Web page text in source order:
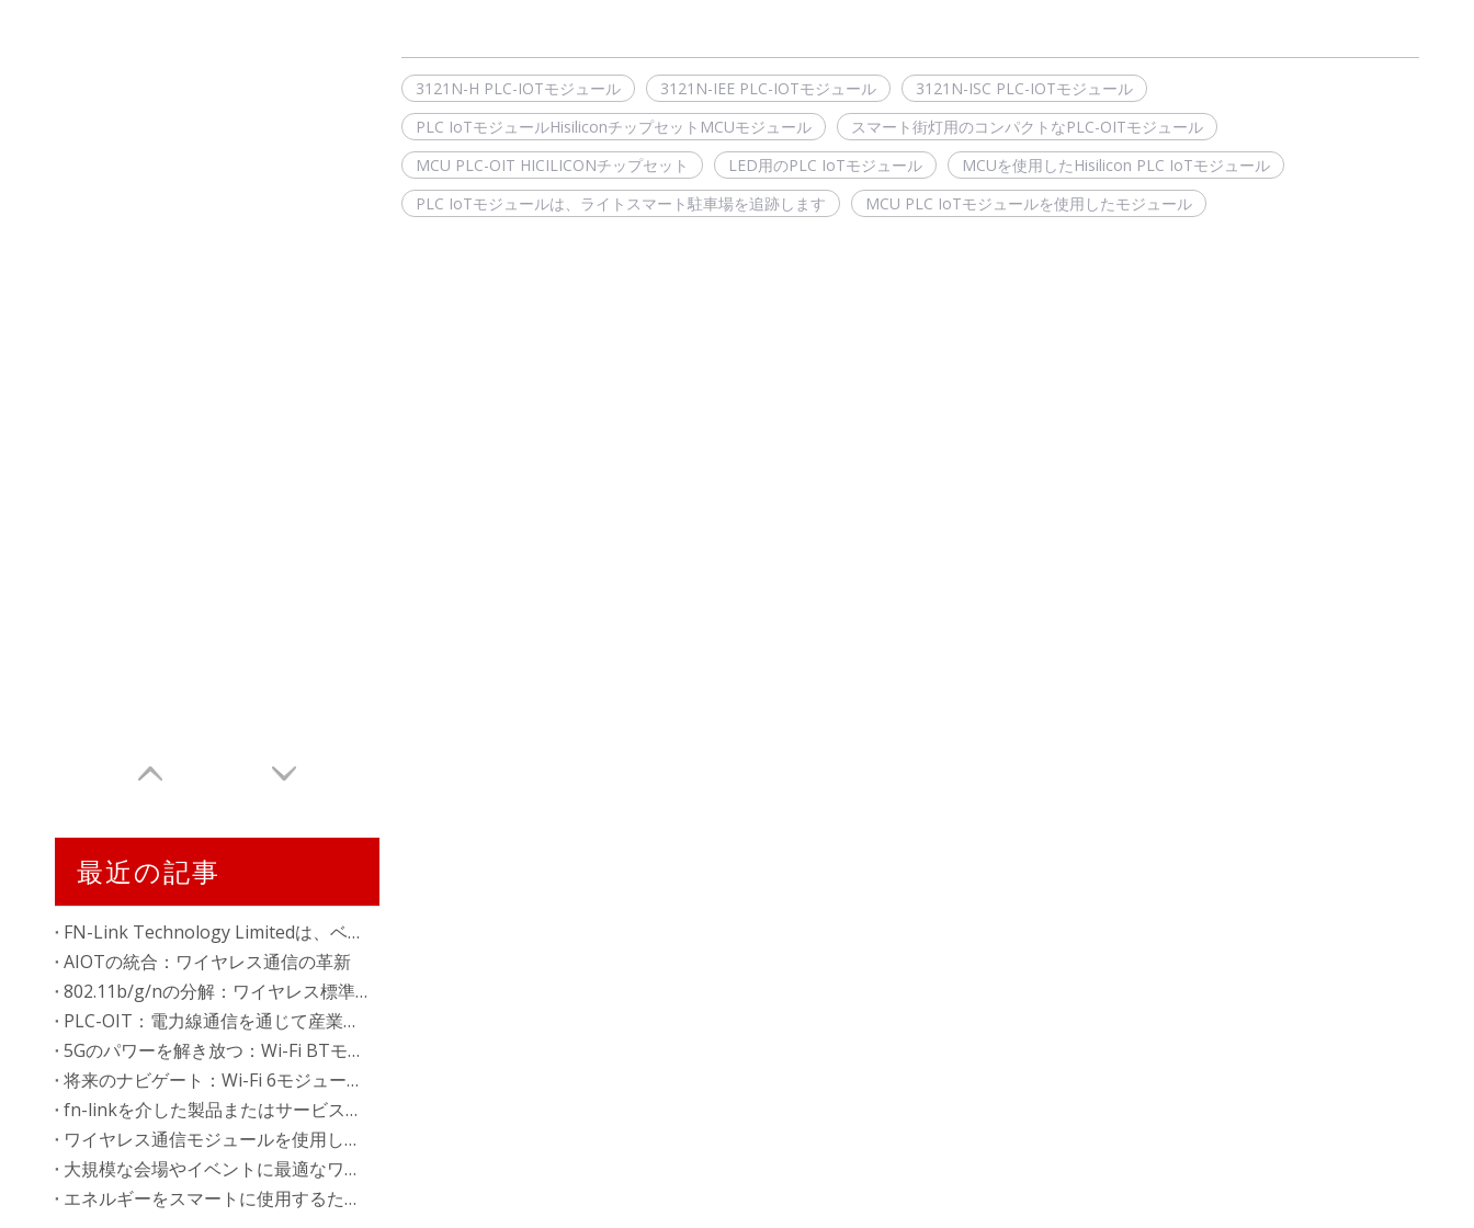
最近の記事
FN-Link Technology Limitedは、ベトナムの新しい工場でプレゼンスを拡大します
AIOTの統合：ワイヤレス通信の革新
802.11b/g/nの分解：ワイヤレス標準のガイド
PLC-OIT：電力線通信を通じて産業を変革します
5Gのパワーを解き放つ：Wi-Fi BTモジュール802.11A/AC
将来のナビゲート：Wi-Fi 6モジュール802.11AXは説明しました
fn-linkを介した製品またはサービスの購入
ワイヤレス通信モジュールを使用してVRARエクスペリエンスを強化する方法
大規模な会場やイベントに最適なワイヤレス通信モジュール
エネルギーをスマートに使用するためのワイヤレス通信モジュール：革新とトレンド
3121N-H PLC-IOTモジュール 3121N-IEE PLC-IOTモジュール
3121N-ISC PLC-IOTモジュール
PLC IoTモジュールHisiliconチップセットMCUモジュール
スマート街灯用のコンパクトなPLC-OITモジュール
MCU PLC-OIT HICILICONチップセット
LED用のPLC IoTモジュール
MCUを使用したHisilicon PLC IoTモジュール
PLC IoTモジュールは、ライトスマート駐車場を追跡します
MCU PLC IoTモジュールを使用したモジュール